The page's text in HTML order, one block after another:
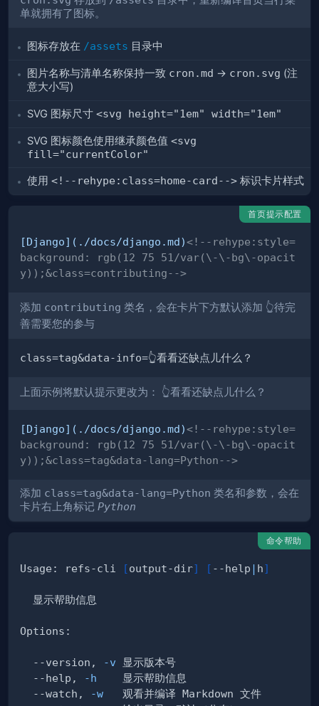
单就拥有了图标。
图标存放在 /assets 目录中
图片名称与清单名称保持一致 cron.md -> cron.svg (注
意大小写)
SVG 图标尺寸 <svg height="1em" width="1em"
SVG 图标颜色使用继承颜色值 <svg
fill="currentColor"
使用 <!--rehype:class=home-card--> 标识卡片样式
首页提示配置
[Django]( ./docs/django.md)<!--rehype:style=
background: rgb(12 75 51/var(\-\-bg\-opacit
y));&class=contributing-->
添加 contributing 类名，会在卡片下方默认添加 👆待完
善需要您的参与
上面示例将默认提示更改为： 👆看看还缺点儿什么？
[Django]( ./docs/django.md)<!--rehype:style=
background: rgb(12 75 51/var(\-\-bg\-opacit
y));&class=tag&data-lang=Python-->
添加 class=tag&data-lang=Python 类名和参数，会在
卡片右上角标记 Python
命令帮助
Usage: refs-cli [output-dir] [ --help | h]
  --version,
-v
  --help,
-h
  --watch,
-w